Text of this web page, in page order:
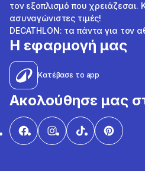
τον εξοπλισμό που χρειάζεσαι.
ασυναγώνιστες τιμές!
DECATHLON: τα πάντα για τον
Η εφαρμογή μας
Κατέβασε το app
Ακολούθησε μας